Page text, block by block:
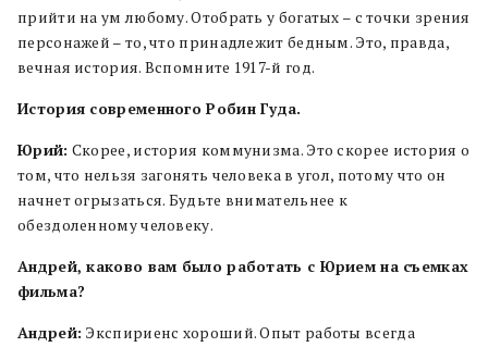
прийти на ум любому. Отобрать у богатых – с точки зрения
персонажей – то, что принадлежит бедным. Это, правда,
вечная история. Вспомните 1917-й год.
История современного Робин Гуда.
Юрий: Скорее, история коммунизма. Это скорее история о
том, что нельзя загонять человека в угол, потому что он
начнет огрызаться. Будьте внимательнее к
обездоленному человеку.
Андрей, каково вам было работать с Юрием на съемках
фильма?
Андрей: Экспириенс хороший. Опыт работы всегда